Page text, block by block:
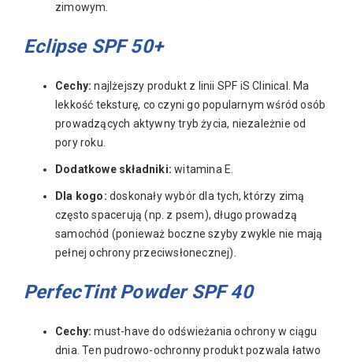
zimowym.
Eclipse SPF 50+
Cechy: najlżejszy produkt z linii SPF iS Clinical. Ma
lekkość teksturę, co czyni go popularnym wśród osób
prowadzących aktywny tryb życia, niezależnie od
pory roku.
Dodatkowe składniki:witamina E.
Dla kogo: doskonały wybór dla tych, którzy zimą
często spacerują (np. z psem), długo prowadzą
samochód (ponieważ boczne szyby zwykle nie mają
pełnej ochrony przeciwsłonecznej).
PerfecTint Powder SPF 40
Cechy: must-have do odświeżania ochrony w ciągu
dnia. Ten pudrowo-ochronny produkt pozwala łatwo